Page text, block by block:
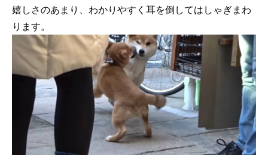
嬉しさのあまり、わかりやすく耳を倒してはしゃぎまわ
ります。